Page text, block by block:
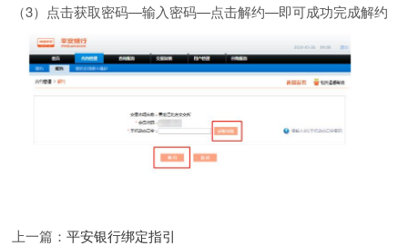
（3）点击获取密码—输入密码—点击解约—即可成功完成解约
上一篇：平安银行绑定指引